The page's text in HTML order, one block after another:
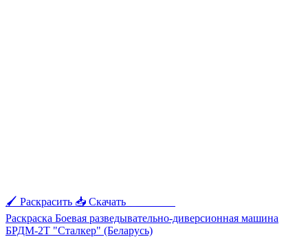
🖌 Раскрасить 📥 Скачать
Раскраска Боевая разведывательно-диверсионная машина
БРДМ-2Т "Сталкер" (Беларусь)